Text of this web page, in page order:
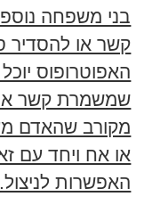
בני משפחה
קשר או להסדיר
האפוטרופוס
שמשמרת קשר
מקורב שהאדם
או אח ויחד עם
האפשרות לניצול.